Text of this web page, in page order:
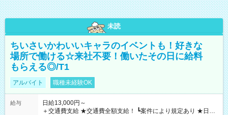
未読
ちいさいかわいいキャラのイベントも！好きな
場所で働ける☆来社不要！働いたその日に給料
もらえる◎/T1
アルバイト 職種未経験OK
給与
日給13,000円～
＋交通費支給 ★交通費全額支給！ ┗案件により規定あり ★日払